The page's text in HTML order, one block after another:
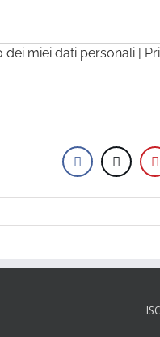
miei dati personali |